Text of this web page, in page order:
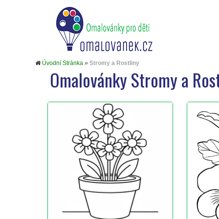
Úvodní Stránka » Stromy a Rostliny
Omalovánky Stromy a